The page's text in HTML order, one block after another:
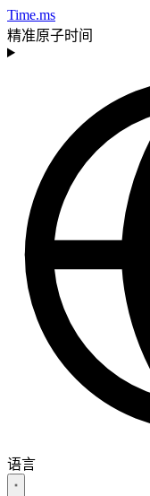
Time.ms
精准原子时间
语言